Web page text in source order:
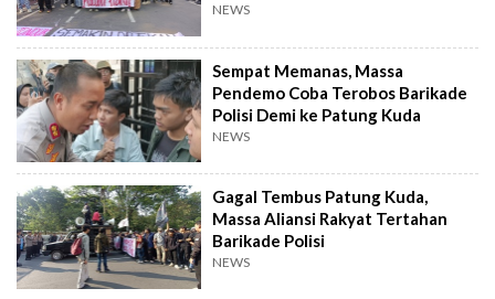
NEWS
Sempat Memanas, Massa
Pendemo Coba Terobos Barikade
Polisi Demi ke Patung Kuda
NEWS
Gagal Tembus Patung Kuda,
Massa Aliansi Rakyat Tertahan
Barikade Polisi
NEWS